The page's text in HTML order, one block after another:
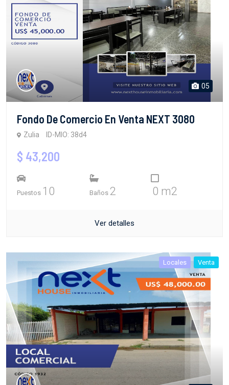
05
Fondo De Comercio En Venta NEXT 3080
Zulia ID-MIO: 38d4
$ 43,200
Puestos 10 Baños 2 0 m2
Ver detalles
Locales Venta